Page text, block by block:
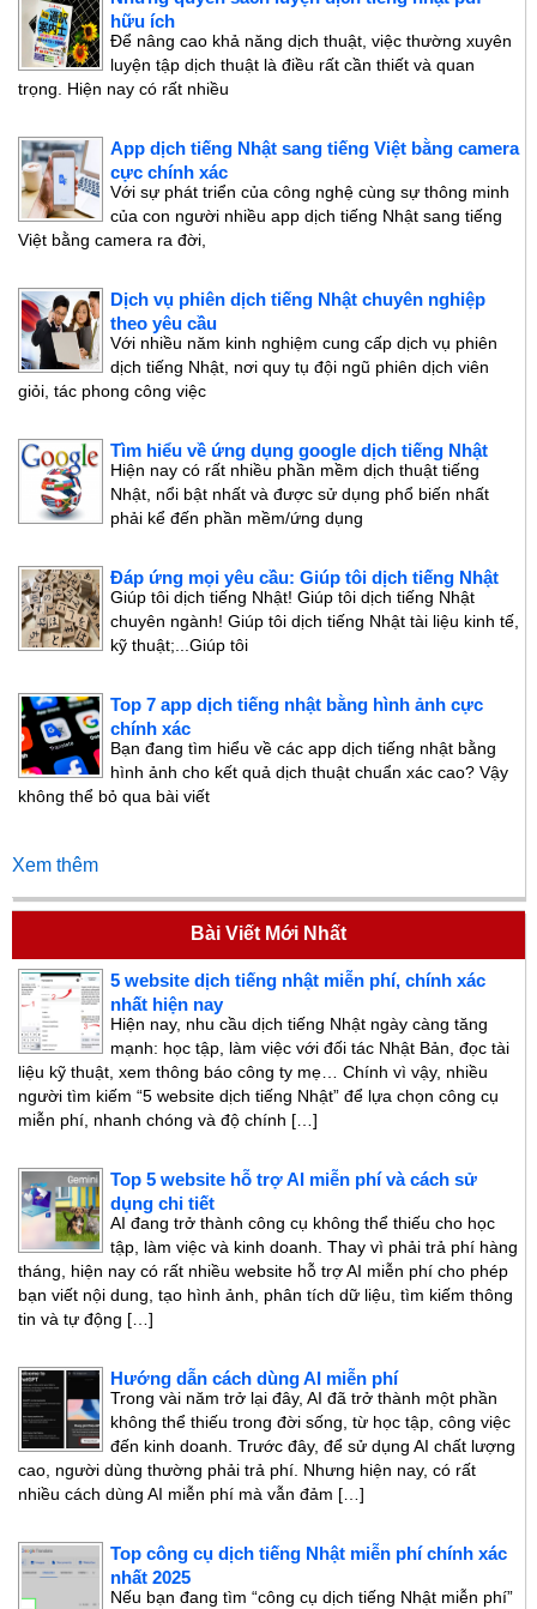
hữu ích
Để nâng cao khả năng dịch thuật, việc thường xuyên
luyện tập dịch thuật là điều rất cần thiết và quan
trọng. Hiện nay có rất nhiều
App dịch tiếng Nhật sang tiếng Việt bằng camera
cực chính xác
Với sự phát triển của công nghệ cùng sự thông minh
của con người nhiều app dịch tiếng Nhật sang tiếng
Việt bằng camera ra đời,
Dịch vụ phiên dịch tiếng Nhật chuyên nghiệp
theo yêu cầu
Với nhiều năm kinh nghiệm cung cấp dịch vụ phiên
dịch tiếng Nhật, nơi quy tụ đội ngũ phiên dịch viên
giỏi, tác phong công việc
Tìm hiểu về ứng dụng google dịch tiếng Nhật
Hiện nay có rất nhiều phần mềm dịch thuật tiếng
Nhật, nổi bật nhất và được sử dụng phổ biến nhất
phải kể đến phần mềm/ứng dụng
Đáp ứng mọi yêu cầu: Giúp tôi dịch tiếng Nhật
Giúp tôi dịch tiếng Nhật! Giúp tôi dịch tiếng Nhật
chuyên ngành! Giúp tôi dịch tiếng Nhật tài liệu kinh tế,
kỹ thuật;...Giúp tôi
Top 7 app dịch tiếng nhật bằng hình ảnh cực
chính xác
Bạn đang tìm hiểu về các app dịch tiếng nhật bằng
hình ảnh cho kết quả dịch thuật chuẩn xác cao? Vậy
không thể bỏ qua bài viết
Xem thêm
Bài Viết Mới Nhất
5 website dịch tiếng nhật miễn phí, chính xác
nhất hiện nay
Hiện nay, nhu cầu dịch tiếng Nhật ngày càng tăng
mạnh: học tập, làm việc với đối tác Nhật Bản, đọc tài
liệu kỹ thuật, xem thông báo công ty mẹ… Chính vì vậy, nhiều
người tìm kiếm “5 website dịch tiếng Nhật” để lựa chọn công cụ
miễn phí, nhanh chóng và độ chính […]
Top 5 website hỗ trợ AI miễn phí và cách sử
dụng chi tiết
AI đang trở thành công cụ không thể thiếu cho học
tập, làm việc và kinh doanh. Thay vì phải trả phí hàng
tháng, hiện nay có rất nhiều website hỗ trợ AI miễn phí cho phép
bạn viết nội dung, tạo hình ảnh, phân tích dữ liệu, tìm kiếm thông
tin và tự động […]
Hướng dẫn cách dùng AI miễn phí
Trong vài năm trở lại đây, AI đã trở thành một phần
không thể thiếu trong đời sống, từ học tập, công việc
đến kinh doanh. Trước đây, để sử dụng AI chất lượng
cao, người dùng thường phải trả phí. Nhưng hiện nay, có rất
nhiều cách dùng AI miễn phí mà vẫn đảm […]
Top công cụ dịch tiếng Nhật miễn phí chính xác
nhất 2025
Nếu bạn đang tìm “công cụ dịch tiếng Nhật miễn phí”